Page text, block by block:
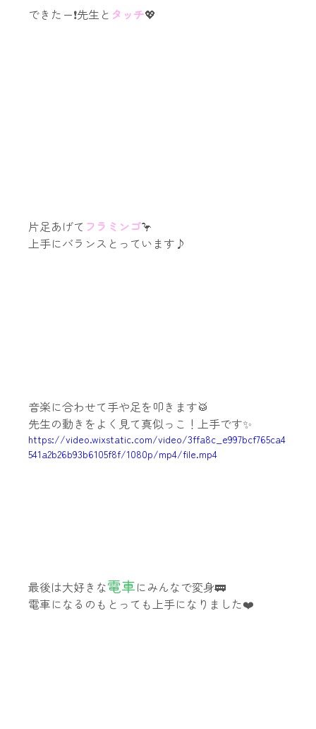
できたー❗️先生と タッチ💖
片足あげて フラミンゴ🦩
上手にバランスとっています♪
音楽に合わせて手や足を叩きます🥁
先生の動きをよく見て真似っこ！上手です✨
https://video.wixstatic.com/video/3ffa8c_e997bcf765ca4
541a2b26b93b6105f8f/1080p/mp4/file.mp4
最後は大好きな電車にみんなで変身🚃
電車になるのもとっても上手になりました❤️